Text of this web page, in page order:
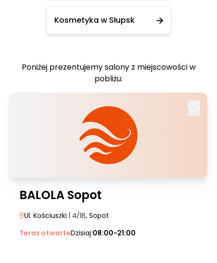
Kosmetyka w Słupsk
Poniżej prezentujemy salony z miejscowości w
pobliżu:
BALOLA Sopot
Ul. Kościuszki | 4/1B, Sopot
Teraz otwarteDzisiaj:08:00-21:00